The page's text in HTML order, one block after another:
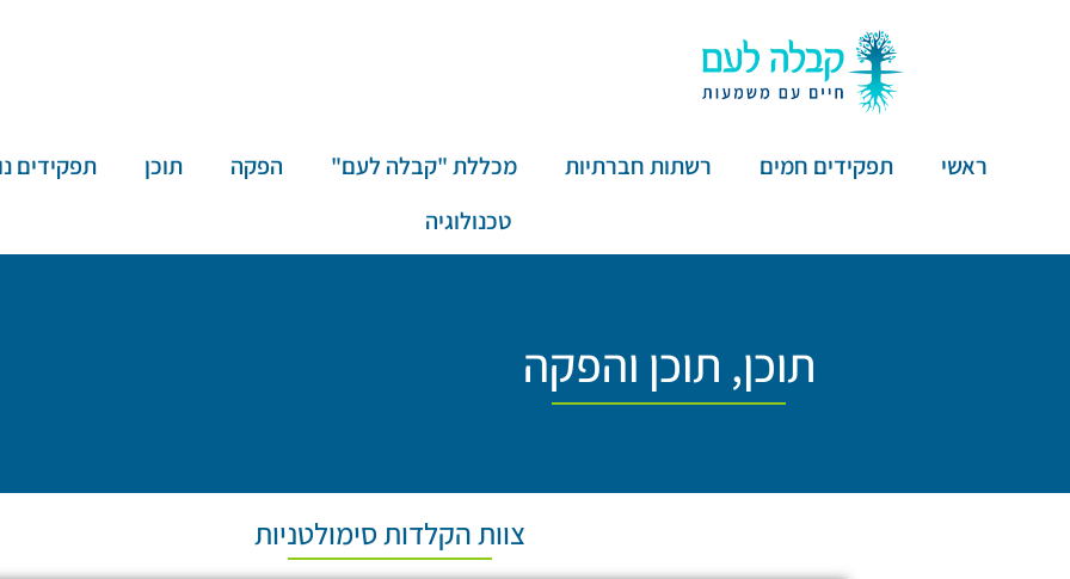
ראשי תפקידים חמים רשתות חברתיות מכללת "קבלה לעם" הפקה תוכן
תפקידים
טכנולוגיה
תוכן, תוכן והפקה
צוות הקלדות סימולטניות